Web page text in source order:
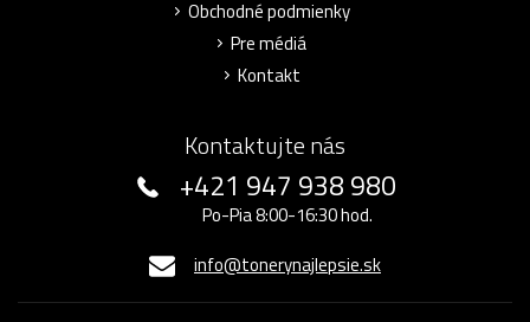
Obchodné podmienky
Pre médiá
Kontakt
Kontaktujte nás
+421 947 938 980
Po-Pia 8:00-16:30 hod.
info@tonerynajlepsie.sk